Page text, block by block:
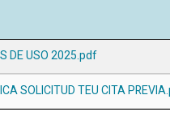
DE USO 2025.pdf
SOLICITUD TEU CITA